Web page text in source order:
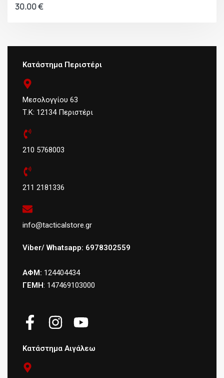
30.00€
Κατάστημα Περιστέρι
Μεσολογγίου 63
Τ.Κ: 12134 Περιστέρι
210 5768003
211 2181336
info@tacticalstore.gr
Viber/ Whatsapp: 6978302559
ΑΦΜ: 124404434
ΓΕΜΗ: 147469103000
Κατάστημα Αιγάλεω